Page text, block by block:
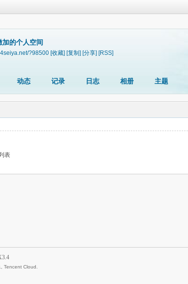
加的个人空间
?98500 [收藏] [复制] [分享] [RSS]
动态 记录 日志 相册 主题
表
Tencent Cloud.